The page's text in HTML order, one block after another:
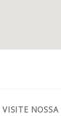
VISITE NOSSA